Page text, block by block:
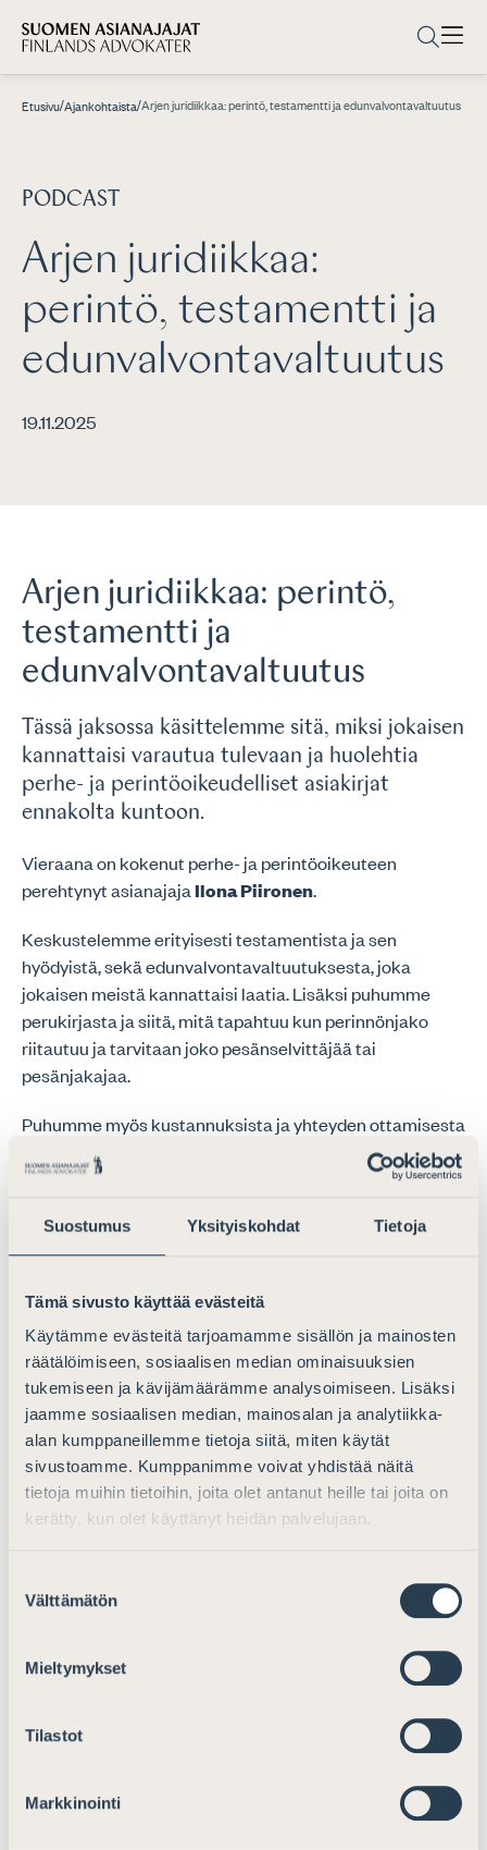
Suostumus Yksityiskohdat Tietoja
Tämä sivusto käyttää evästeitä
Käytämme evästeitä tarjoamamme sisällön ja mainosten
räätälöimiseen, sosiaalisen median ominaisuuksien
tukemiseen ja kävijämäärämme analysoimiseen. Lisäksi
jaamme sosiaalisen median, mainosalan ja analytiikka-
alan kumppaneillemme tietoja siitä, miten käytät
sivustoamme. Kumppanimme voivat yhdistää näitä
tietoja muihin tietoihin, joita olet antanut heille tai joita on
kerätty, kun olet käyttänyt heidän palvelujaan.
valinta
Välttämätön
Mieltymykset
Tilastot
Markkinointi
Etusivu/Ajankohtaista/Arjen juridiikkaa: perintö, testamentti ja edunvalvontavaltuutus
PODCAST
Arjen juridiikkaa:
perintö, testamentti ja
edunvalvontavaltuutus
19.11.2025
Arjen juridiikkaa: perintö,
testamentti ja
edunvalvontavaltuutus
Tässä jaksossa käsittelemme sitä, miksi jokaisen
kannattaisi varautua tulevaan ja huolehtia
perhe- ja perintöoikeudelliset asiakirjat
ennakolta kuntoon.
Vieraana on kokenut perhe- ja perintöoikeuteen
perehtynyt asianajajaIlona Piironen.
Keskustelemme erityisesti testamentista ja sen
hyödyistä, sekä edunvalvontavaltuutuksesta, joka
jokaisen meistä kannattaisi laatia. Lisäksi puhumme
perukirjasta ja siitä, mitä tapahtuu kun perinnönjako
riitautuu ja tarvitaan joko pesänselvittäjää tai
pesänjakajaa.
Puhumme myös kustannuksista ja yhteyden ottamisesta
asianajajaan ensimmäistä kertaa.
Jaa somessa